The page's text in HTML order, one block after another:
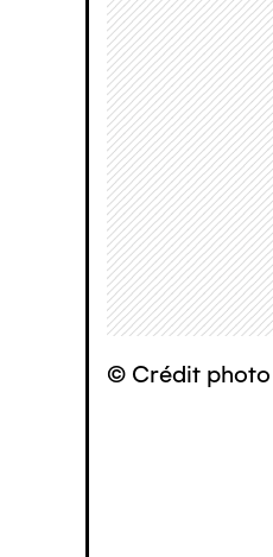
© Crédit photo